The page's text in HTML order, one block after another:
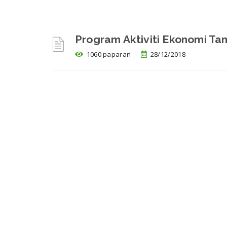
Program Aktiviti Ekonomi
1060 paparan 28/12/2018